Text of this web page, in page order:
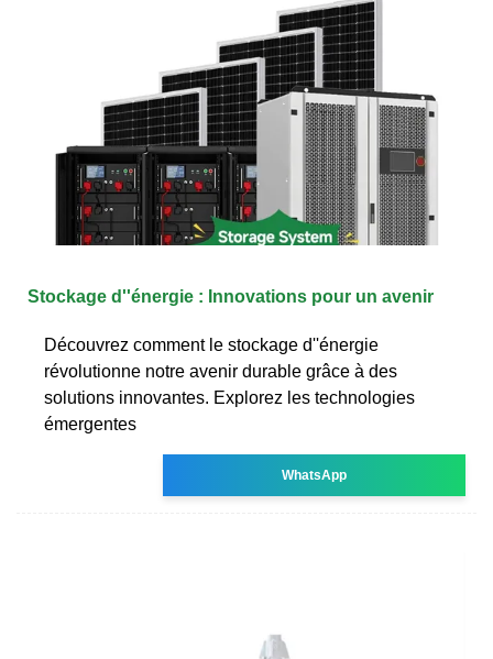
Stockage d''énergie : Innovations pour un avenir
Découvrez comment le stockage d''énergie
révolutionne notre avenir durable grâce à des
solutions innovantes. Explorez les technologies
émergentes
WhatsApp